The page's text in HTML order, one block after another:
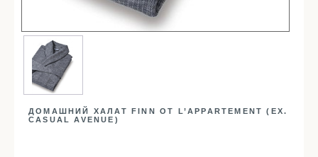
Для детей
Детское постельное белье
Пеленки
ДОМАШНИЙ ХАЛАТ FINN ОТ L’APPARTEMENT (EX.
CASUAL AVENUE)